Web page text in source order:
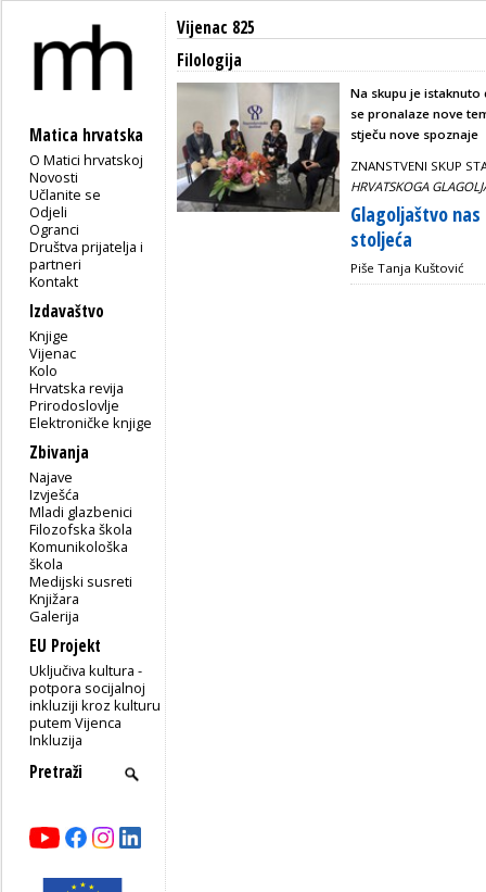
Matica hrvatska
O Matici hrvatskoj
Novosti
Učlanite se
Odjeli
Ogranci
Društva prijatelja i
partneri
Kontakt
Izdavaštvo
Knjige
Vijenac
Kolo
Hrvatska revija
Prirodoslovlje
Elektroničke knjige
Zbivanja
Najave
Izvješća
Mladi glazbenici
Filozofska škola
Komunikološka
škola
Medijski susreti
Knjižara
Galerija
EU Projekt
Uključiva kultura -
potpora socijalnoj
inkluziji kroz kulturu
putem Vijenca
Inkluzija
Vijenac 825
Filologija
Na skupu je
se pronalaze nove
stječu nove spoznaje
ZNANSTVENI SKUP
HRVATSKOGA
Glagoljaštvo
stoljeća
Piše Tanja Kuštović